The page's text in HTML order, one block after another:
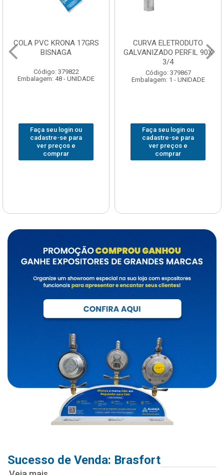
COLA PVC KRONA 17GRS
BISNAGA
Código: 379822
Embalagem: 48 - UNIDADE
Faça seu login ou
cadastre-se para
ver preços e
comprar
CURVA ELETRODUTO
GALVANIZADO PERFIL 90X
3/4
Código: 379867
Embalagem: 1 - UNIDADE
Faça seu login ou
cadastre-se para
ver preços e
comprar
Sucesso de Venda: Brasfort